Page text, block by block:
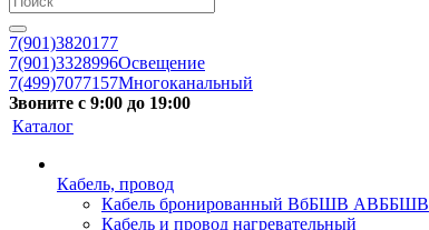
7(901)3820177
7(901)3328996Освещение
7(499)7077157Многоканальный
Звоните с 9:00 до 19:00
Каталог
Кабель, провод
Кабель бронированный ВбБШВ АВББШВ
Кабель и провод нагревательный